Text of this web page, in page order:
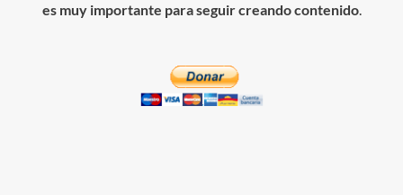
es muy importante para seguir creando contenido.